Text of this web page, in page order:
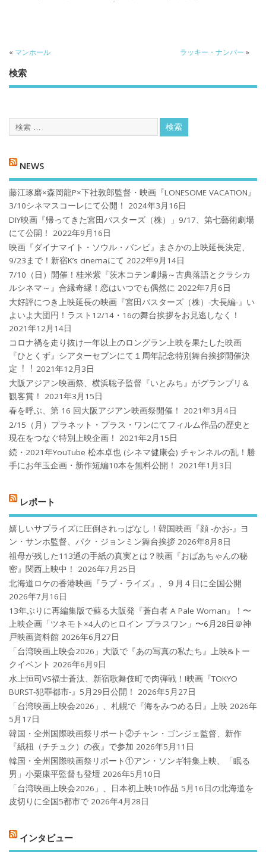
« マンホール ラッキー・ナンバー »
検索
NEWS
藤江琢磨×森岡龍P×下社敦郎監督・映画『LONESOME VACATION』
3/10シネマスコーレにて公開！
2024年3月16日
DIY映画『帰ってきた宮田バスターズ（株）」9/17、第七藝術劇場
にて公開！
2022年9月16日
映画『ダイナマイト・ソウル・バンビ』まさかの上映延長決定、
9/23まで！新宿K’s cinemaにて 2022年9月14日
7/10（日）開催！桂米紫『茨木コテン劇場～古典落語とクラシカ
ルシネマ～』合縁奇縁！恋はいつでも偶然に 2022年7月6日
大好評につき上映延長の映画『宮田バスターズ（株）-大長編-』い
よいよ大団円！ラスト12/14・16の舞台挨拶をお見逃しなく！
2021年12月14日
コロナ禍を⾛り抜け⼀年以上のロングラン上映を果たした映画
『ひとくず』シアターセブンにて１周年記念特別舞台挨拶開催決
定︕︕ 2021年12月3日
大阪アジアン映画祭、横浜聡子監督『いとみち』がグランプリ＆
観客賞！
2021年3月15日
春を呼ぶ、第 16 回大阪アジアン映画祭開催！
2021年3月4日
2/15（月）プラネット・プラス・ワンにてフィルム作品の歴史と
現在をつなぐ特別上映企画！
2021年2月15日
続・2021年YouTube 松本卓也 (シネマ健康会) チャンネルの乱！勝
手にお年玉企画・新作短編10本を無料公開！
2021年1月3日
レポート
嬉しいサプライズに圧倒されっぱなし！韓国映画『顔 -かお-』ヨ
ン・サンホ監督、パク・ジョンミン舞台挨拶 2026年8月8日
祖母が残した113通の手紙の真実とは？映画『おばあちゃんの秘
密』関西上映中！
2026年7月25日
北海道ロケの香港映画『ラブ・ライズ』、９月４日に全国公開
2026年7月16日
13年ぶりに再編集版で蘇る大阪発『蒼白者 A Pale Woman』！〜
上映企画「ツネモト×4人のヒロイン プラスワン」〜6月28日＠神
戸映画資料館 2026年6月27日
「台湾映画上映会2026」大阪で『あの写真の私たち』上映&トー
クイベント 2026年6月9日
水上恒司VS福士蒼汰、新宿歌舞伎町で肉弾戦！!映画『TOKYO
BURST-犯罪都市-』5月29日公開！
2026年5月27日
「台湾映画上映会2026」、札幌で『海をみつめる日』上映 2026年
5月17日
韓国・全州国際映画祭リポート②チャン・ゴンジェ監督、新作
『紙杻（チチュク）の夜』で参加 2026年5月11日
韓国・全州国際映画祭リポート①アン・ソンギ特集上映、「眠る
男」小栗康平監督も登壇 2026年5月10日
「台湾映画上映会2026」、日本初上映10作品 5月16日の北海道を
皮切りに全国5都市で 2026年4月28日
インタビュー